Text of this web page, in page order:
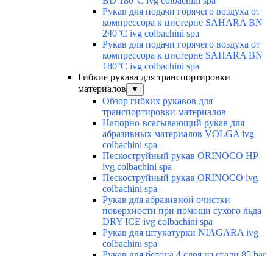
Рукав для подачи горячего воздуха от
компрессора к цистерне SAHARA BN
240°C ivg colbachini spa
Рукав для подачи горячего воздуха от
компрессора к цистерне SAHARA BN
180°C ivg colbachini spa
Гибкие рукава для транспортировки
материалов
▼
Обзор гибких рукавов для
транспортировки материалов
Напорно-всасывающий рукав для
абразивных материалов VOLGA ivg
colbachini spa
Пескоструйный рукав ORINOCO HP
ivg colbachini spa
Пескоструйный рукав ORINOCO ivg
colbachini spa
Рукав для абразивной очистки
поверхности при помощи сухого льда
DRY ICE ivg colbachini spa
Рукав для штукатурки NIAGARA ivg
colbachini spa